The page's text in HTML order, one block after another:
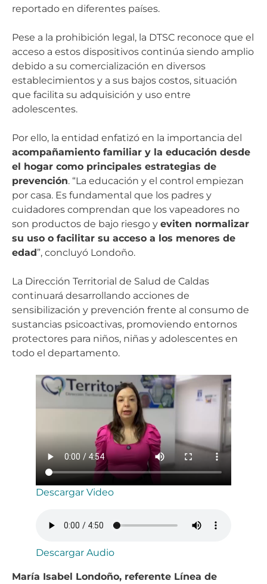
reportado en diferentes países.
Pese a la prohibición legal, la DTSC reconoce que el
acceso a estos dispositivos continúa siendo amplio
debido a su comercialización en diversos
establecimientos y a sus bajos costos, situación
que facilita su adquisición y uso entre
adolescentes.
Por ello, la entidad enfatizó en la importancia del
acompañamiento familiar y la educación desde
el hogar como principales estrategias de
prevención. “La educación y el control empiezan
por casa. Es fundamental que los padres y
cuidadores comprendan que los vapeadores no
son productos de bajo riesgo y eviten normalizar
su uso o facilitar su acceso a los menores de
edad”, concluyó Londoño.
La Dirección Territorial de Salud de Caldas
continuará desarrollando acciones de
sensibilización y prevención frente al consumo de
sustancias psicoactivas, promoviendo entornos
protectores para niños, niñas y adolescentes en
todo el departamento.
Descargar Video
Descargar Audio
María Isabel Londoño, referente Línea de